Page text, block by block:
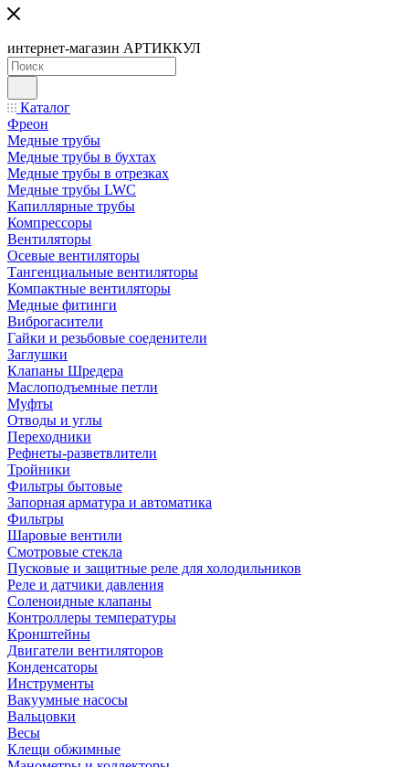
интернет-магазин АРТИККУЛ
Каталог
Фреон
Медные трубы
Медные трубы в бухтах
Медные трубы в отрезках
Медные трубы LWC
Капиллярные трубы
Компрессоры
Вентиляторы
Осевые вентиляторы
Тангенциальные вентиляторы
Компактные вентиляторы
Медные фитинги
Виброгасители
Гайки и резьбовые соеденители
Заглушки
Клапаны Шредера
Маслоподъемные петли
Муфты
Отводы и углы
Переходники
Рефнеты-разветвлители
Тройники
Фильтры бытовые
Запорная арматура и автоматика
Фильтры
Шаровые вентили
Смотровые стекла
Пусковые и защитные реле для холодильников
Реле и датчики давления
Соленоидные клапаны
Контроллеры температуры
Кронштейны
Двигатели вентиляторов
Конденсаторы
Инструменты
Вакуумные насосы
Вальцовки
Весы
Клещи обжимные